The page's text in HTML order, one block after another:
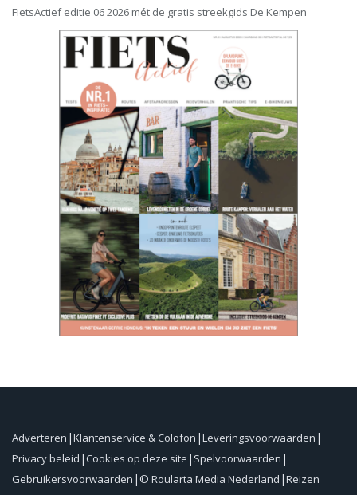
FietsActief editie 06 2026 mét de gratis streekgids De Kempen
Adverteren Klantenservice & Colofon Leveringsvoorwaarden
Privacy beleid Cookies op deze site Spelvoorwaarden
Gebruikersvoorwaarden © Roularta Media Nederland Reizen